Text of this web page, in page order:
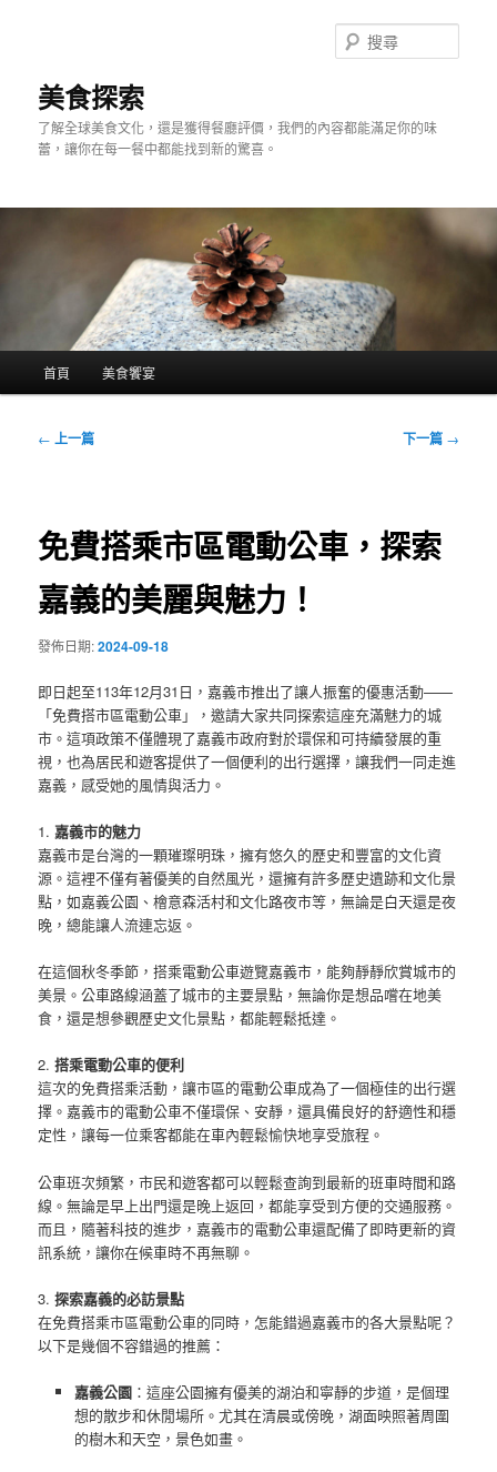
美食探索
了解全球美食文化，還是獲得餐廳評價，我們的內容都能滿足你的味
蕾，讓你在每一餐中都能找到新的驚喜。
尋
首頁 美食饗宴
文
← 上一篇 下一篇 →
免費搭乘市區電動公車，探索
嘉義的美麗與魅力！
發佈日期:2024-09-18
即日起至113年12月31日，嘉義市推出了讓人振奮的優惠活動——
「免費搭市區電動公車」，邀請大家共同探索這座充滿魅力的城
市。這項政策不僅體現了嘉義市政府對於環保和可持續發展的重
視，也為居民和遊客提供了一個便利的出行選擇，讓我們一同走進
嘉義，感受她的風情與活力。
1.嘉義市的魅力
嘉義市是台灣的一顆璀璨明珠，擁有悠久的歷史和豐富的文化資
源。這裡不僅有著優美的自然風光，還擁有許多歷史遺跡和文化景
點，如嘉義公園、檜意森活村和文化路夜市等，無論是白天還是夜
晚，總能讓人流連忘返。
在這個秋冬季節，搭乘電動公車遊覽嘉義市，能夠靜靜欣賞城市的
美景。公車路線涵蓋了城市的主要景點，無論你是想品嚐在地美
食，還是想參觀歷史文化景點，都能輕鬆抵達。
2.搭乘電動公車的便利
這次的免費搭乘活動，讓市區的電動公車成為了一個極佳的出行選
擇。嘉義市的電動公車不僅環保、安靜，還具備良好的舒適性和穩
定性，讓每一位乘客都能在車內輕鬆愉快地享受旅程。
公車班次頻繁，市民和遊客都可以輕鬆查詢到最新的班車時間和路
線。無論是早上出門還是晚上返回，都能享受到方便的交通服務。
而且，隨著科技的進步，嘉義市的電動公車還配備了即時更新的資
訊系統，讓你在候車時不再無聊。
3.探索嘉義的必訪景點
在免費搭乘市區電動公車的同時，怎能錯過嘉義市的各大景點呢？
以下是幾個不容錯過的推薦：
嘉義公園：這座公園擁有優美的湖泊和寧靜的步道，是個理
想的散步和休閒場所。尤其在清晨或傍晚，湖面映照著周圍
的樹木和天空，景色如畫。